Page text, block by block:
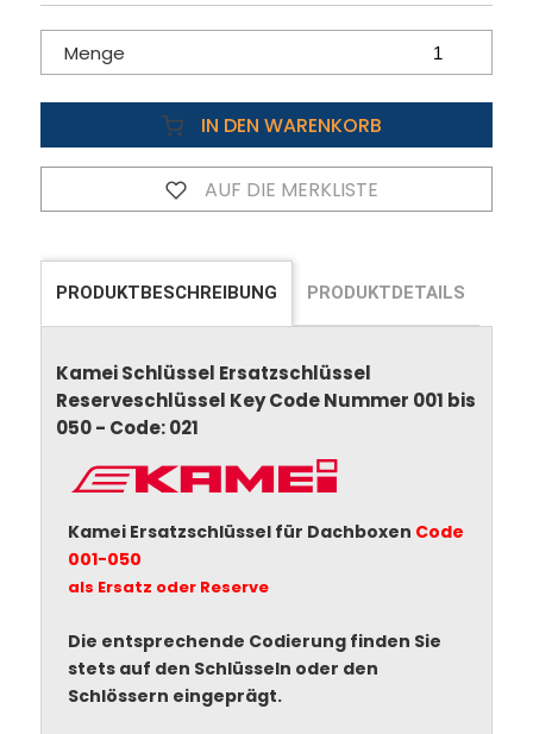
Menge
IN DEN WARENKORB
AUF DIE MERKLISTE
PRODUKTBESCHREIBUNG PRODUKTDETAILS
Kamei Schlüssel Ersatzschlüssel
Reserveschlüssel Key Code Nummer 001 bis
050 - Code: 021
Kamei Ersatzschlüssel für Dachboxen Code
001-050
als Ersatz oder Reserve
Die entsprechende Codierung finden Sie
stets auf den Schlüsseln oder den
Schlössern eingeprägt.